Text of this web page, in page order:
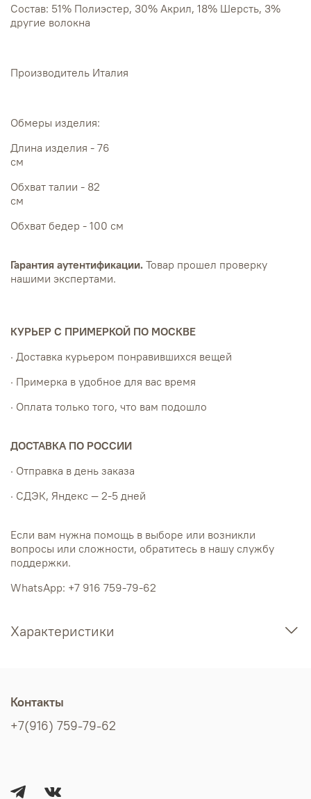
Состав: 51% Полиэстер, 30% Акрил, 18% Шерсть, 3%
другие волокна
Производитель Италия
Обмеры изделия:
Длина изделия - 76
см
Обхват талии - 82
см
Обхват бедер - 100 см
Гарантия аутентификации. Товар прошел проверку
нашими экспертами.
КУРЬЕР С ПРИМЕРКОЙ ПО МОСКВЕ
· Доставка курьером понравившихся вещей
· Примерка в удобное для вас время
· Оплата только того, что вам подошло
ДОСТАВКА ПО РОССИИ
· Отправка в день заказа
· СДЭК, Яндекс — 2-5 дней
Если вам нужна помощь в выборе или возникли
вопросы или сложности, обратитесь в нашу службу
поддержки.
WhatsApp: +7 916 759-79-62
Характеристики
Контакты
+7(916) 759-79-62